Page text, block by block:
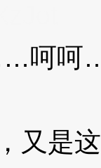
呵…
是这